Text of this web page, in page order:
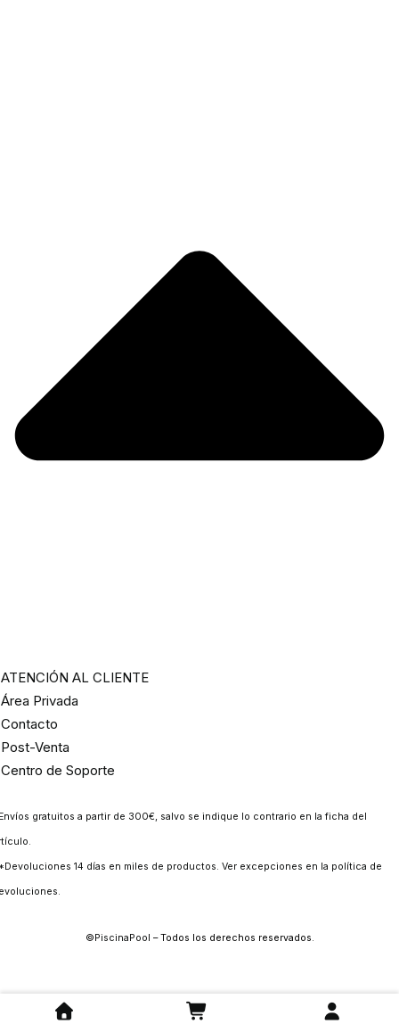
ATENCIÓN AL CLIENTE
Área Privada
Contacto
Post-Venta
Centro de Soporte
gratuitos a partir de 300€, salvo se indique lo contrario en la ficha del
14 días en miles de productos. Ver excepciones en la política de
.
© PiscinaPool – Todos los derechos reservados.